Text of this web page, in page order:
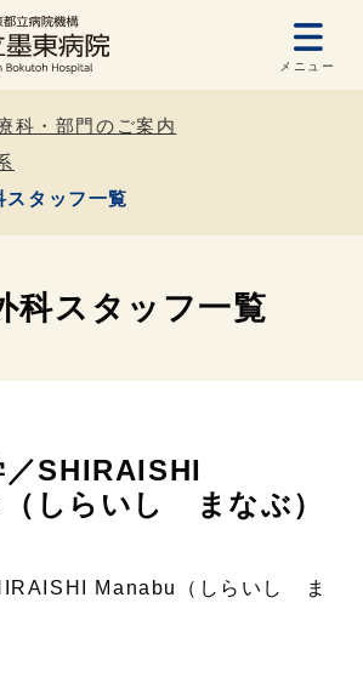
メニュー
科・部門のご案内
スタッフ一覧
科スタッフ一覧
SHIRAISHI
しらいし まなぶ）